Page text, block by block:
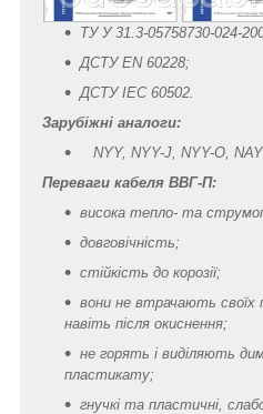
ТУ У 31.3-05758730-024-
ДСТУ EN 60228;
ДСТУ IEC 60502.
Зарубіжні аналоги:
NYY, NYY-J, NYY-O,
Переваги кабеля ВВГ-П:
висока тепло- та
довговічність;
стійкість до корозії;
вони не втрачають своїх
навіть після окиснення;
не горять і виділяють
пластикату;
гнучкі та пластичні,